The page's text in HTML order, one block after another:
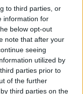
to third parties, or
information for
below opt-out
note that after your
seeing
utilized by
parties prior to
of the further
third parties on the
στην
σε ανήλικη, τι